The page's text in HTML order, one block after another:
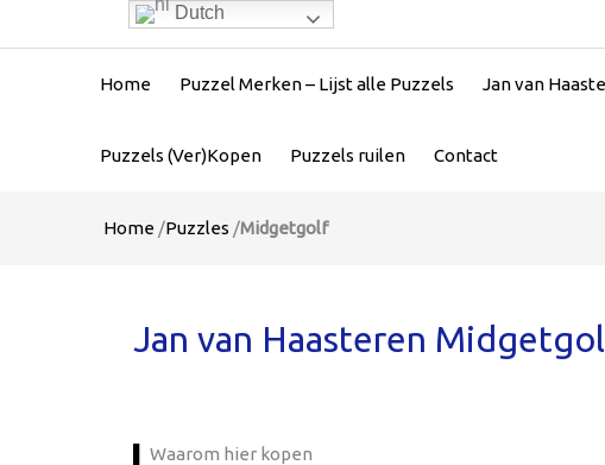
Home Puzzel Merken – Lijst alle Puzzels Jan van
Puzzels (Ver)Kopen Puzzels ruilen Contact
Home /Puzzles /Midgetgolf
Jan van Haasteren
Waarom hier kopen
Dutch